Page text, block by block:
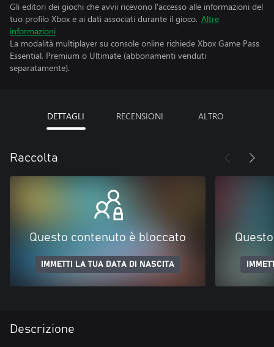
Gli editori dei giochi che avvii ricevono l'accesso alle informazioni del
tuo profilo Xbox e ai dati associati durante il gioco. Altre
informazioni
La modalità multiplayer su console online richiede Xbox Game Pass
Essential, Premium o Ultimate (abbonamenti venduti
separatamente).
DETTAGLI RECENSIONI ALTRO
Raccolta
Questo contenuto è bloccato
IMMETTI LA TUA DATA DI NASCITA
Descrizione